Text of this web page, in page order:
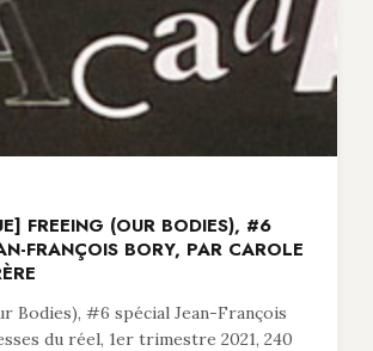
FREEING (OUR BODIES), #6
FRANÇOIS BORY, PAR CAROLE
Bodies), #6 spécial Jean-François
du réel, 1er trimestre 2021, 240